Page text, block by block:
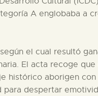
A englobaba a
el cual resultó
El acta recoge
histórico aborigen
despertar